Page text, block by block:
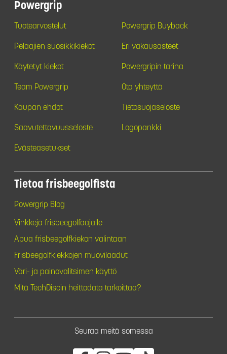
Powergrip
Tuotearvostelut Powergrip Buyback
Pelaajien suosikkikiekot Eri vakausasteet
Käytetyt kiekot Powergripin tarina
Team Powergrip Ota yhteyttä
Kaupan ehdot Tietosuojaseloste
Saavutettavuusseloste Logopankki
Evästeasetukset
Tietoa frisbeegolfista
Powergrip Blog
Vinkkejä frisbeegolfaajalle
Apua frisbeegolfkiekon valintaan
Frisbeegolfkiekkojen muovilaadut
Väri- ja painovalitsimen käyttö
Mitä TechDiscin heittodata tarkoittaa?
Seuraa meitä somessa